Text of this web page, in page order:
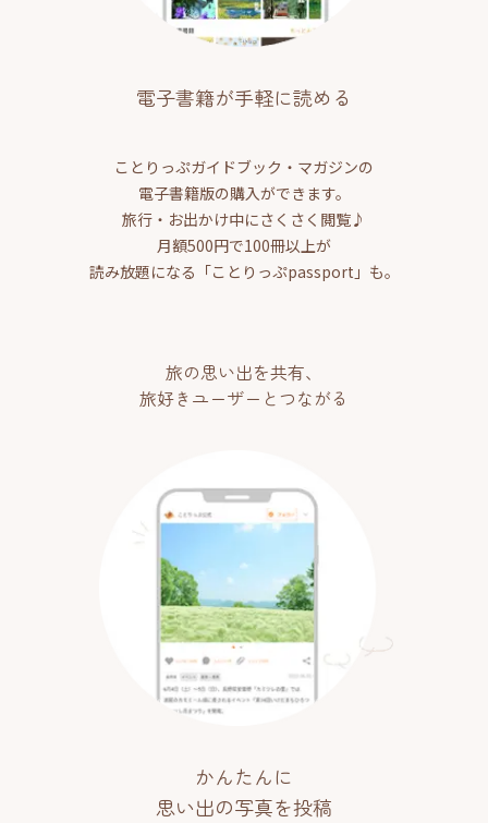
電子書籍が手軽に読める
ことりっぷガイドブック・マガジンの
電子書籍版の購入ができます。
旅行・お出かけ中にさくさく閲覧♪
月額500円で100冊以上が
読み放題になる「ことりっぷpassport」も。
旅の思い出を共有、
旅好きユーザーとつながる
かんたんに
思い出の写真を投稿